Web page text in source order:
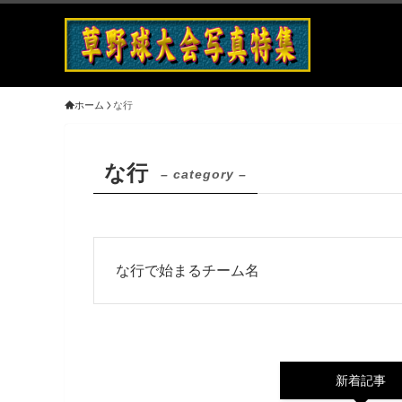
ホーム な行
な行 – category –
な行で始まるチーム名
新着記事